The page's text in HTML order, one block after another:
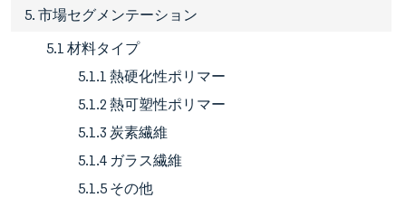
5. 市場セグメンテーション
5.1 材料タイプ
5.1.1 熱硬化性ポリマー
5.1.2 熱可塑性ポリマー
5.1.3 炭素繊維
5.1.4 ガラス繊維
5.1.5 その他